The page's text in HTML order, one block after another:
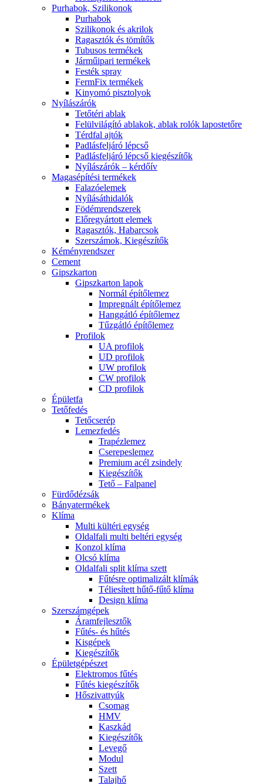
Purhabok, Szilikonok
Purhabok
Szilikonok és akrilok
Ragasztók és tömítők
Tubusos termékek
Járműipari termékek
Festék spray
FermFix termékek
Kinyomó pisztolyok
Nyílászárók
Tetőtéri ablak
Felülvilágító ablakok, ablak rolók lapostetőre
Térdfal ajtók
Padlásfeljáró lépcső
Padlásfeljáró lépcső kiegészítők
Nyílászárók – kérdőív
Magasépítési termékek
Falazóelemek
Nyílásáthidalók
Födémrendszerek
Előregyártott elemek
Ragasztók, Habarcsok
Szerszámok, Kiegészítők
Kéményrendszer
Cement
Gipszkarton
Gipszkarton lapok
Normál építőlemez
Impregnált építőlemez
Hanggátló építőlemez
Tűzgátló építőlemez
Profilok
UA profilok
UD profilok
UW profilok
CW profilok
CD profilok
Épületfa
Tetőfedés
Tetőcserép
Lemezfedés
Trapézlemez
Cserepeslemez
Premium acél zsindely
Kiegészítők
Tető – Falpanel
Fürdődézsák
Bányatermékek
Klíma
Multi kültéri egység
Oldalfali multi beltéri egység
Konzol klíma
Olcsó klíma
Oldalfali split klíma szett
Fűtésre optimalizált klímák
Téliesített hűtő-fűtő klíma
Design klíma
Szerszámgépek
Áramfejlesztők
Fűtés- és hűtés
Kisgépek
Kiegészítők
Épületgépészet
Elektromos fűtés
Fűtés kiegészítők
Hőszivattyúk
Csomag
HMV
Kaszkád
Kiegészítők
Levegő
Modul
Szett
Talajhő